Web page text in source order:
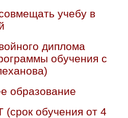
учебу в
диплома
обучения с
образование
обучения от 4